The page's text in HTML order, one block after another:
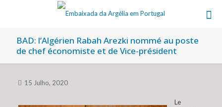
BAD: l’Algérien Rabah Arezki nommé au poste
de chef économiste et de Vice-président
15 Julho, 2020
Le